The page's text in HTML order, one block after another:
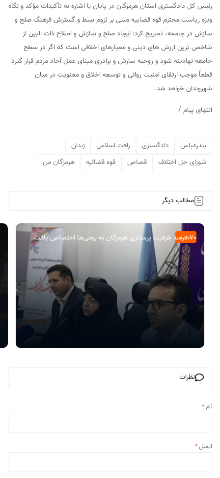
رئیس کل دادگستری استان هرمزگان در پایان با اشاره به تأکیدات مؤکد و نگاه
ویژه ریاست محترم قوه قضاییه مبنی بر لزوم بسط و گسترش فرهنگ صلح و
سازش در جامعه، تصریح کرد: ایجاد صلح و سازش و اصلاح ذات البین از
شاخص ترین ارزش های دینی و معیارهای اخلاقی است که اگر در سطح
جامعه نهادینه شود و روحیه سازش و برادری مبنای عمل آحاد مردم قرار گیرد
قطعاً موجب ارتقای امنیت روانی و توسعه اخلاق و معنویت در میان
شهروندان خواهد شد.
انتهای پیام /
بندرعباس دادگستری رافت اسلامی
زندان
شورای حل اختلاف
قصاص قوه قضائیه هرمزگان من
مطالب دیگر
حوادث۷۰ درصد ظرفیت پرستاری هرمزگان به بومی‌ها اختصاص یافت
نظرات
نام*
ایمیل*